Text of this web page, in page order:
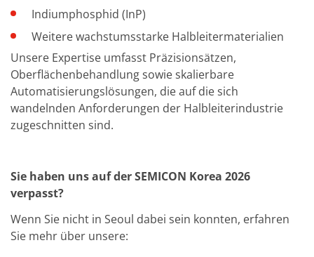
Indiumphosphid (InP)
Weitere wachstumsstarke Halbleitermaterialien
Unsere Expertise umfasst Präzisionsätzen,
Oberflächenbehandlung sowie skalierbare
Automatisierungslösungen, die auf die sich
wandelnden Anforderungen der Halbleiterindustrie
zugeschnitten sind.
Sie haben uns auf der SEMICON Korea 2026
verpasst?
Wenn Sie nicht in Seoul dabei sein konnten, erfahren
Sie mehr über unsere: